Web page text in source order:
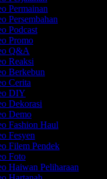
Permainan
Persembahan
Podcast
Promo
Q&A
Reaksi
Berkebun
Cerita
DIY
Dekorasi
Demo
Fashion Haul
Fesyen
Filem Pendek
Foto
Haiwan Peliharaan